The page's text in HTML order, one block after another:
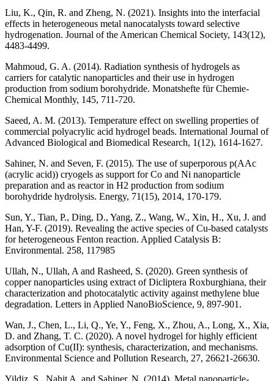
Liu, K., Qin, R. and Zheng, N. (2021). Insights into the interfacial
effects in heterogeneous metal nanocatalysts toward selective
hydrogenation. Journal of the American Chemical Society, 143(12),
4483-4499.
Mahmoud, G. A. (2014). Radiation synthesis of hydrogels as
carriers for catalytic nanoparticles and their use in hydrogen
production from sodium borohydride. Monatshefte für Chemie-
Chemical Monthly, 145, 711-720.
Saeed, A. M. (2013). Temperature effect on swelling properties of
commercial polyacrylic acid hydrogel beads. International Journal of
Advanced Biological and Biomedical Research, 1(12), 1614-1627.
Sahiner, N. and Seven, F. (2015). The use of superporous p(AAc
(acrylic acid)) cryogels as support for Co and Ni nanoparticle
preparation and as reactor in H2 production from sodium
borohydride hydrolysis. Energy, 71(15), 2014, 170-179.
Sun, Y., Tian, P., Ding, D., Yang, Z., Wang, W., Xin, H., Xu, J. and
Han, Y-F. (2019). Revealing the active species of Cu-based catalysts
for heterogeneous Fenton reaction. Applied Catalysis B:
Environmental. 258, 117985
Ullah, N., Ullah, A and Rasheed, S. (2020). Green synthesis of
copper nanoparticles using extract of Dicliptera Roxburghiana, their
characterization and photocatalytic activity against methylene blue
degradation. Letters in Applied NanoBioScience, 9, 897-901.
Wan, J., Chen, L., Li, Q., Ye, Y., Feng, X., Zhou, A., Long, X., Xia,
D. and Zhang, T. C. (2020). A novel hydrogel for highly efficient
adsorption of Cu(II): synthesis, characterization, and mechanisms.
Environmental Science and Pollution Research, 27, 26621-26630.